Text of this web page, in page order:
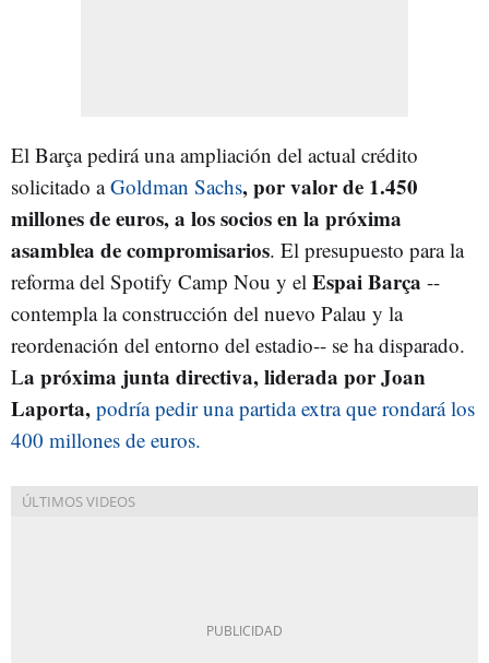
El Barça pedirá una ampliación del actual crédito
solicitado aGoldman Sachs, por valor de 1.450
millones de euros, a los socios en la próxima
asamblea de compromisarios. El presupuesto para la
reforma del Spotify Camp Nou y el Espai Barça --
contempla la construcción del nuevo Palau y la
reordenación del entorno del estadio-- se ha disparado.
La próxima junta directiva, liderada por Joan
Laporta, podría pedir una partida extra que rondará los
400 millones de euros.